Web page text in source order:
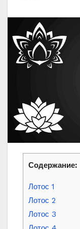
Содержание:
Лотос 1
Лотос 2
Лотос 3